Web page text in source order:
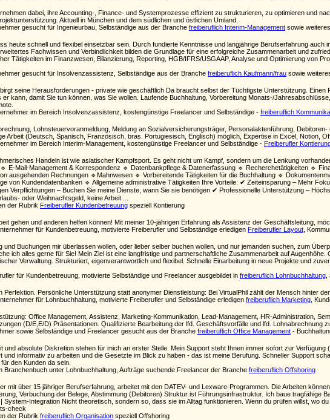
dabei, ihre Accounting-, Finance- und Systemprozesse effizient zu strukturieren, zu optimieren und
Aktuell in München und dem südlichen und östlichen Umland.
gesucht für Ingenieurbau, Selbständige aus der Branche freiberuflich Interim-Management sowie
heute schnell und flexibel einsetzbar sein. Durch fundierte Kenntnisse und langjährige Berufserfahrung
Fachwissen und Verbindlichkeit bilden die Grundlage für eine erfolgreiche Zusammenarbeit und
Tätigkeiten im Finanzwesen, Bilanzierung, Reporting, HGB/IFRS/USGAAP, Analyse und Optimierung von
gesucht für Insolvenzassistenz, Selbständige aus der Branche freiberuflich Kaufmann/frau sowie
seine Herausforderungen - private wie geschäftlich Da braucht selbst der Tüchtigste Unterstützung. Einen
er kann, damit Sie tun können, was Sie wollen. Laufende Buchhaltung, Vorbereitung Monats-/
im Bereich Insolvenzassistenz, kostengünstige Freelancer und Selbständige - freiberuflich
Lohnsteuervoranmeldung, Meldung an Sozialversicherungsträger, Personalaktenführung,
Arbeit (Deutsch, Spanisch, Französisch, bras. Portugiesisch, Englisch) möglich, Expertise in Excel, Notion,
im Bereich Interim-Management, kostengünstige Freelancer und Selbständige - Freiberufler
Handeln ist wie asiatischer Kampfsport. Es geht nicht um Kampf, sondern um die Lenkung
E-Mail-Management & Korrespondenz 🔹 Datenbankpflege & Datenerfassung 🔹 Recherchetätigkeiten 🔹
ausgehenden Rechnungen 🔹Mahnwesen 🔹 Vorbereitende Tätigkeiten für die Buchhaltung 🔹
von Kundendatenbanken 🔹 Allgemeine administrative Tätigkeiten Ihre Vorteile: ✔ Zeiteinsparung – Mehr
Verpflichtungen – Buchen Sie meine Dienste, wann Sie sie benötigen ✔ Professionelle Unterstützung –
oder Weihnachtsgeld, keine Arbeit ...
der Rubrik Freiberufler Kundenbetreuung speziell Kontierung
gehen und anderen helfen können! Mit meiner 10-jährigen Erfahrung als Assistenz der Geschäftsleitung,
für Kundenbetreuung, motivierte Freiberufler und Selbständige erledigen Freiberufler Layout ,
und Buchungen mir überlassen wollen, oder lieber selber buchen wollen, und nur jemanden suchen, zum
ich alles gerne für Sie! Mein Ziel ist eine langfristige und partnerschaftliche Zusammenarbeit auf Augenhöhe.
Verwaltung. Strukturiert, eigenverantwortlich und flexibel. Schnelle Einarbeitung in neue Projekte und
für Kundenbetreuung, motivierte Selbständige und Freelancer ausgebildet in freiberuflich Lohnbuchhaltung
Perfektion. Persönliche Unterstützung statt anonymer Dienstleistung: Bei VirtualPhil zählt der Mensch hinter
für Lohnbuchhaltung, motivierte Freiberufler und Selbständige erledigen freiberuflich Marketing ,
Office Management, Assistenz, Marketing-Kommunikation, Lead-Management, HR-Administration,
(D/E,E/D) Präsentationen. Qualifizierte Bearbeitung der lfd. Geschäftsvorfälle und lfd. Lohnabrechnung
sowie Selbständige und Freelancer gesucht aus der Branche freiberuflich Office Management -
und absolute Diskretion stehen für mich an erster Stelle. Mein Support steht Ihnen immer sofort zur
und informativ zu arbeiten und die Gesetzte im Blick zu haben - das ist meine Berufung. Schneller Support
den Kunden da sein.
Branchenbuch unter Lohnbuchhaltung, Aufträge suchende Freelancer der Branche freiberuflich Offshoring
mit über 15 jähriger Berufserfahrung, arbeitet mit den DATEV- und Lexware-Programmen. Die Arbeiten
Verbuchung der Belege, Abstimmung (Debitoren) Struktur ist Führungsinfrastruktur. Ich baue tragfähige
System-Integration Nicht theoretisch, sondern so, dass sie im Alltag funktionieren. Wenn du prüfen willst, wo
check
der Rubrik freiberuflich Organisation speziell Offshoring